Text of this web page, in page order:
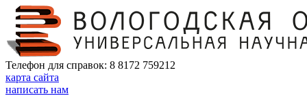
Телефон для справок: 8 8172 759212
карта сайта
написать нам